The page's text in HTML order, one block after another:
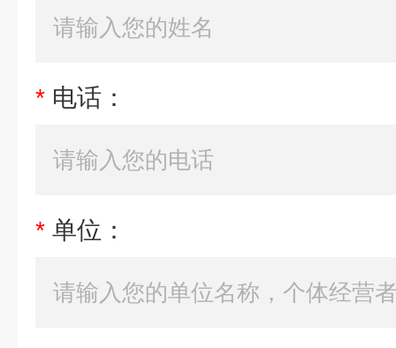
* 电话：
* 单位：